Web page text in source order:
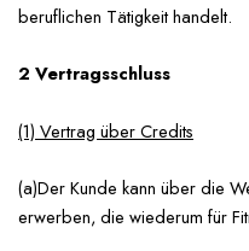
beruflichen Tätigkeit handelt.
2 Vertragsschluss
(1) Vertrag über Credits
(a)Der Kunde kann über die
erwerben, die wiederum für